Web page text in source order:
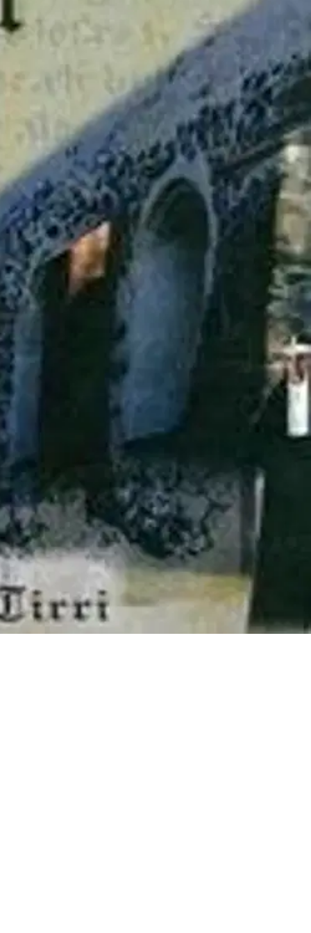
teos on vanhin Suomesta tunnettu lääkintä- ja hoitoalan
Örtaboken är den äldsta kända i sitt slag i Finland.
onward. That book is the oldest known script of its kind in Finland.